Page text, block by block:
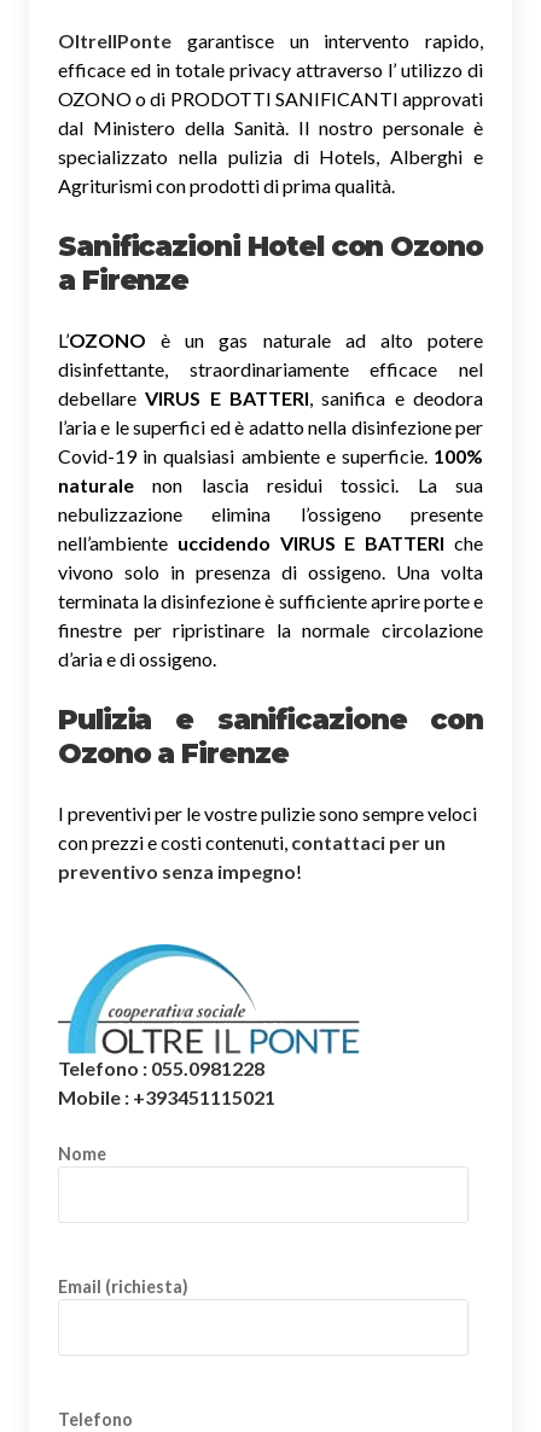
OltreIlPonte garantisce un intervento rapido,
efficace ed in totale privacy attraverso l’ utilizzo di
OZONO o di PRODOTTI SANIFICANTI approvati
dal Ministero della Sanità. Il nostro personale è
specializzato nella pulizia di Hotels, Alberghi e
Agriturismi con prodotti di prima qualità.
Sanificazioni Hotel con Ozono
a Firenze
L’OZONO è un gas naturale ad alto potere
disinfettante, straordinariamente efficace nel
debellareVIRUS E BATTERI, sanifica e deodora
l’aria e le superfici ed è adatto nella disinfezione per
Covid-19 in qualsiasi ambiente e superficie. 100%
naturale non lascia residui tossici. La sua
nebulizzazione elimina l’ossigeno presente
nell’ambiente uccidendo VIRUS E BATTERI che
vivono solo in presenza di ossigeno. Una volta
terminata la disinfezione è sufficiente aprire porte e
finestre per ripristinare la normale circolazione
d’aria e di ossigeno.
Pulizia e sanificazione con
Ozono a Firenze
I preventivi per le vostre pulizie sono sempre veloci
con prezzi e costi contenuti, contattaci per un
preventivo senza impegno!
Telefono : 055.0981228
Mobile : +393451115021
Nome
Email (richiesta)
Telefono